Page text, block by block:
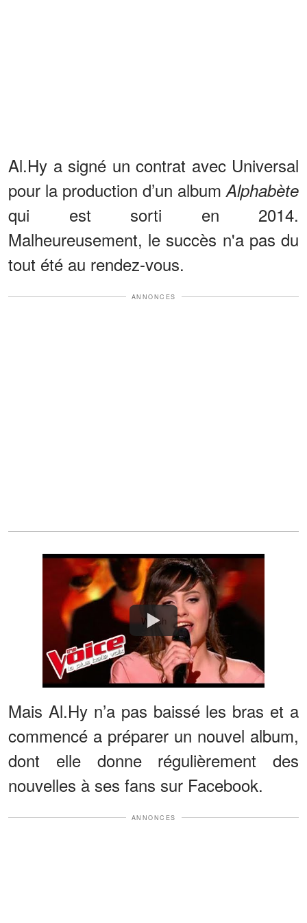
Al.Hy a signé un contrat avec Universal
pour la production d’un album Alphabète
qui est sorti en 2014.
Malheureusement, le succès n'a pas du
tout été au rendez-vous.
ANNONCES
Watch
Mais Al.Hy n’a pas baissé les bras et a
commencé a préparer un nouvel album,
dont elle donne régulièrement des
nouvelles à ses fans sur Facebook.
ANNONCES